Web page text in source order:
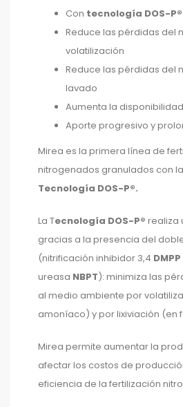
Con tecnología DOS-P®
Reduce las pérdidas del
volatilización
Reduce las pérdidas del
lavado
Aumenta la
Aporte progresivo y
Mirea es la primera línea de
nitrogenados granulados con
Tecnología DOS-P®.
La Tecnología DOS-P® realiza
gracias a la presencia del
(nitrificación inhibidor 3,4 DMPP
ureasa NBPT): minimiza las
al medio ambiente por
amoníaco) y por lixiviación (en
Mirea permite aumentar la
afectar los costos de
eficiencia de la fertilización